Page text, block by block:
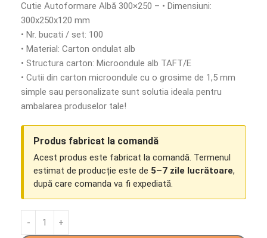
Cutie Autoformare Albă 300×250 – • Dimensiuni:
300x250x120 mm
• Nr. bucati / set: 100
• Material: Carton ondulat alb
• Structura carton: Microondule alb TAFT/E
• Cutii din carton microondule cu o grosime de 1,5 mm
simple sau personalizate sunt solutia ideala pentru
ambalarea produselor tale!
Produs fabricat la comandă
Acest produs este fabricat la comandă. Termenul
estimat de producție este de 5–7 zile lucrătoare,
după care comanda va fi expediată.